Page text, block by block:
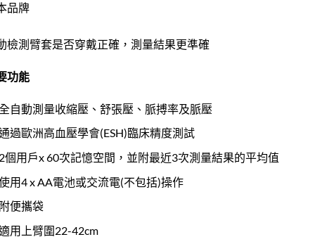
品牌
檢測臂套是否穿戴正確，測量結果更準確
功能
自動測量收縮壓、舒張壓、脈搏率及脈壓
過歐洲高血壓學會(ESH)臨床精度測試
個用戶x 60次記憶空間，並附最近3次測量結果的平均值
用4 x AA電池或交流電(不包括)操作
便攜袋
用上臂圍22-42cm